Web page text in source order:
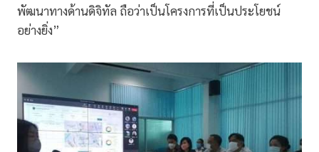
พัฒนาทางด้านดิจิทัล ถือว่าเป็นโครงการที่เป็นประโยชน์
อย่างยิ่ง”